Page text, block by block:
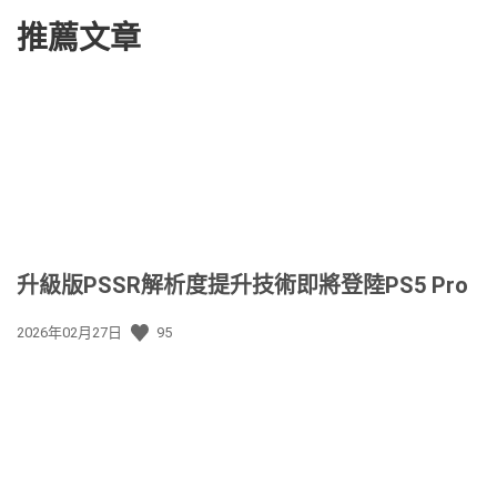
推薦文章
升級版PSSR解析度提升技術即將登陸PS5 Pro
發
2026年02月27日 95